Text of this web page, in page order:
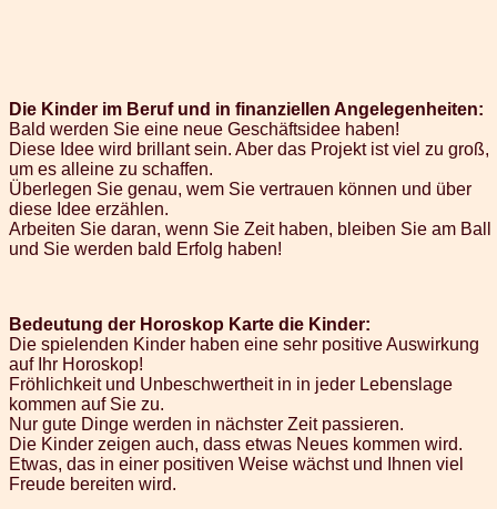
Die Kinder im Beruf und in finanziellen Angelegenheiten:
Bald werden Sie eine neue Geschäftsidee haben!
Diese Idee wird brillant sein. Aber das Projekt ist viel zu groß,
um es alleine zu schaffen.
Überlegen Sie genau, wem Sie vertrauen können und über
diese Idee erzählen.
Arbeiten Sie daran, wenn Sie Zeit haben, bleiben Sie am Ball
und Sie werden bald Erfolg haben!
Bedeutung der Horoskop Karte die Kinder:
Die spielenden Kinder haben eine sehr positive Auswirkung
auf Ihr Horoskop!
Fröhlichkeit und Unbeschwertheit in in jeder Lebenslage
kommen auf Sie zu.
Nur gute Dinge werden in nächster Zeit passieren.
Die Kinder zeigen auch, dass etwas Neues kommen wird.
Etwas, das in einer positiven Weise wächst und Ihnen viel
Freude bereiten wird.